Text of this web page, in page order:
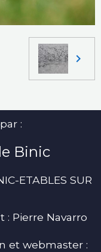
:
Binic
ETABLES SUR
: Pierre Navarro
et webmaster :